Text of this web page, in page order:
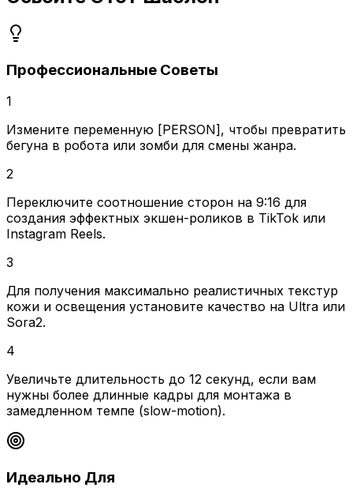
Профессиональные Советы
1
Измените переменную [PERSON], чтобы превратить
бегуна в робота или зомби для смены жанра.
2
Переключите соотношение сторон на 9:16 для
создания эффектных экшен-роликов в TikTok или
Instagram Reels.
3
Для получения максимально реалистичных текстур
кожи и освещения установите качество на Ultra или
Sora2.
4
Увеличьте длительность до 12 секунд, если вам
нужны более длинные кадры для монтажа в
замедленном темпе (slow-motion).
Идеально Для